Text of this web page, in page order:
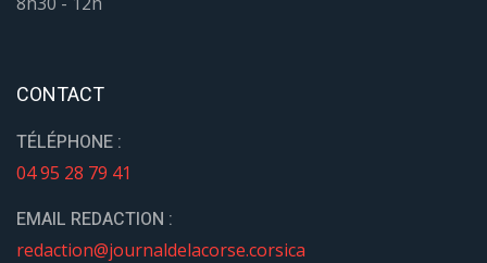
CONTACT
TÉLÉPHONE :
04 95 28 79 41
EMAIL REDACTION :
redaction@journaldelacorse.corsica